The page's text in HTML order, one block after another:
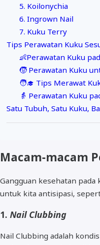
5. Koilonychia
6. Ingrown Nail
7. Kuku Terry
Tips Perawatan Kuku
👶Perawatan Kuku
🧒 Perawatan Kuku
🧑‍🎓 Tips Merawat
👵 Perawatan Kuku
Satu Tubuh, Satu Kuku,
Macam-macam
Gangguan kesehatan
untuk kita antisipasi,
1. Nail Clubbing
Nail Clubbing adalah